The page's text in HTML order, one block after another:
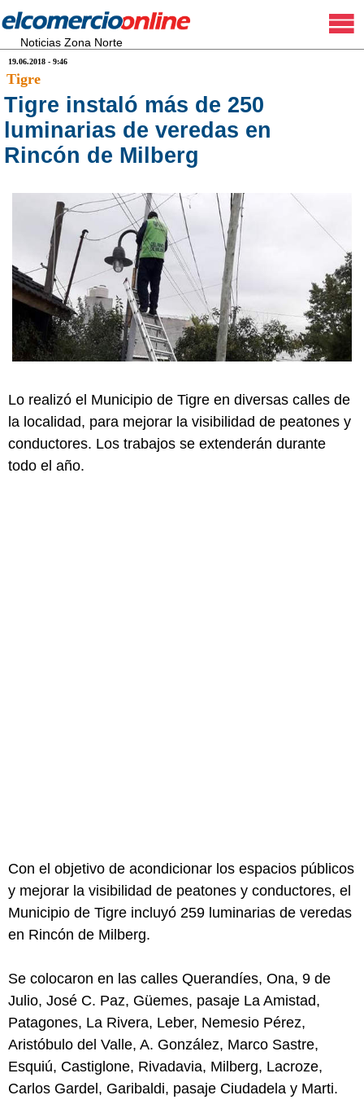
Noticias Zona Norte
19.06.2018 - 9:46
Tigre
Tigre instaló más de 250
luminarias de veredas en
Rincón de Milberg
Lo realizó el Municipio de Tigre en diversas calles de
la localidad, para mejorar la visibilidad de peatones y
conductores. Los trabajos se extenderán durante
todo el año.
Con el objetivo de acondicionar los espacios públicos
y mejorar la visibilidad de peatones y conductores, el
Municipio de Tigre incluyó 259 luminarias de veredas
en Rincón de Milberg.
Se colocaron en las calles Querandíes, Ona, 9 de
Julio, José C. Paz, Güemes, pasaje La Amistad,
Patagones, La Rivera, Leber, Nemesio Pérez,
Aristóbulo del Valle, A. González, Marco Sastre,
Esquiú, Castiglone, Rivadavia, Milberg, Lacroze,
Carlos Gardel, Garibaldi, pasaje Ciudadela y Marti.